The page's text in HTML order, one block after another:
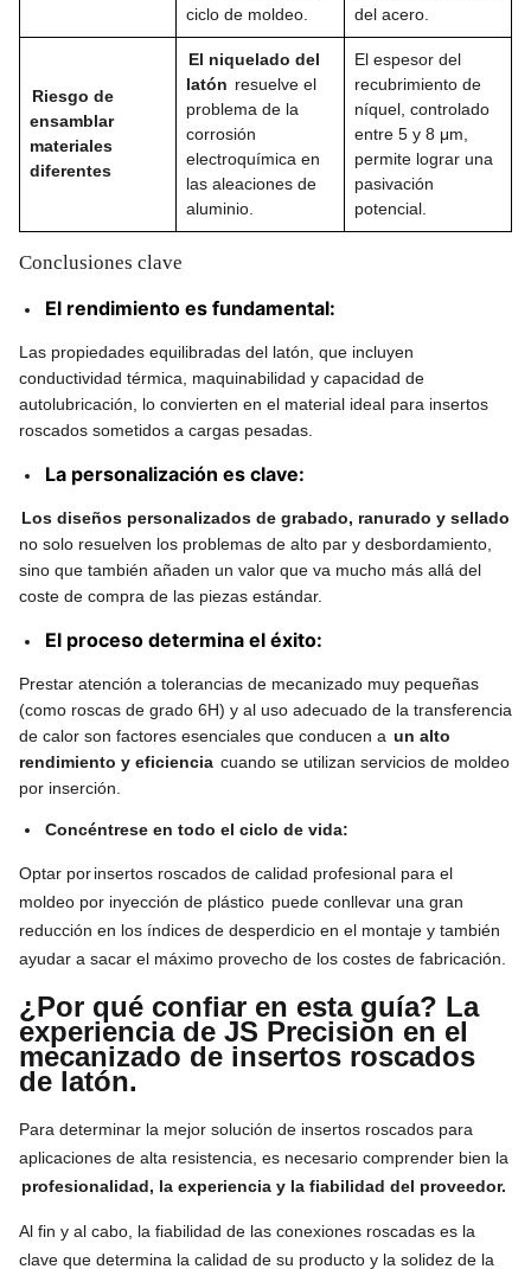
ciclo de moldeo.
del acero.
Riesgo de
ensamblar
materiales
diferentes
El niquelado del
latón resuelve el
problema de la
corrosión
electroquímica en
las aleaciones de
aluminio.
El espesor del
recubrimiento de
níquel, controlado
entre 5 y 8 μm,
permite lograr una
pasivación
potencial.
Conclusiones clave
El rendimiento es fundamental:
Las propiedades equilibradas del latón, que incluyen
conductividad térmica, maquinabilidad y capacidad de
autolubricación, lo convierten en el material ideal para insertos
roscados sometidos a cargas pesadas.
La personalización es clave:
Los diseños personalizados de grabado, ranurado y sellado
no solo resuelven los problemas de alto par y desbordamiento,
sino que también añaden un valor que va mucho más allá del
coste de compra de las piezas estándar.
El proceso determina el éxito:
Prestar atención a tolerancias de mecanizado muy pequeñas
(como roscas de grado 6H) y al uso adecuado de la transferencia
de calor son factores esenciales que conducen a un alto
rendimiento y eficiencia cuando se utilizan servicios de moldeo
por inserción.
Concéntrese en todo el ciclo de vida:
Optar porinsertos roscados de calidad profesional para el
moldeo por inyección de plástico puede conllevar una gran
reducción en los índices de desperdicio en el montaje y también
ayudar a sacar el máximo provecho de los costes de fabricación.
¿Por qué confiar en esta guía? La
experiencia de JS Precision en el
mecanizado de insertos roscados
de latón.
Para determinar la mejor solución de insertos roscados para
aplicaciones de alta resistencia, es necesario comprender bien la
profesionalidad, la experiencia y la fiabilidad del proveedor.
Al fin y al cabo, la fiabilidad de las conexiones roscadas es la
clave que determina la calidad de su producto y la solidez de la